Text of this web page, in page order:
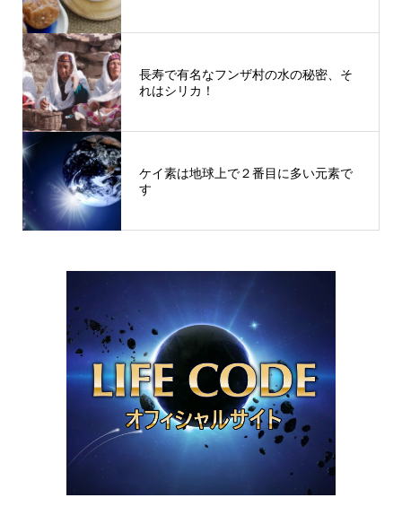
長寿で有名なフンザ村の水の秘密、そ
れはシリカ！
ケイ素は地球上で２番目に多い元素で
す